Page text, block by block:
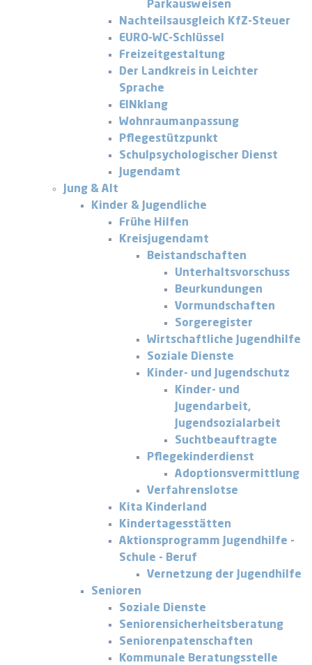
Parkausweisen
Nachteilsausgleich KfZ-Steuer
EURO-WC-Schlüssel
Freizeitgestaltung
Der Landkreis in Leichter
Sprache
EINklang
Wohnraumanpassung
Pflegestützpunkt
Schulpsychologischer Dienst
Jugendamt
Jung & Alt
Kinder & Jugendliche
Frühe Hilfen
Kreisjugendamt
Beistandschaften
Unterhaltsvorschuss
Beurkundungen
Vormundschaften
Sorgeregister
Wirtschaftliche Jugendhilfe
Soziale Dienste
Kinder- und Jugendschutz
Kinder- und
Jugendarbeit,
Jugendsozialarbeit
Suchtbeauftragte
Pflegekinderdienst
Adoptionsvermittlung
Verfahrenslotse
Kita Kinderland
Kindertagesstätten
Aktionsprogramm Jugendhilfe -
Schule - Beruf
Vernetzung der Jugendhilfe
Senioren
Soziale Dienste
Seniorensicherheitsberatung
Seniorenpatenschaften
Kommunale Beratungsstelle